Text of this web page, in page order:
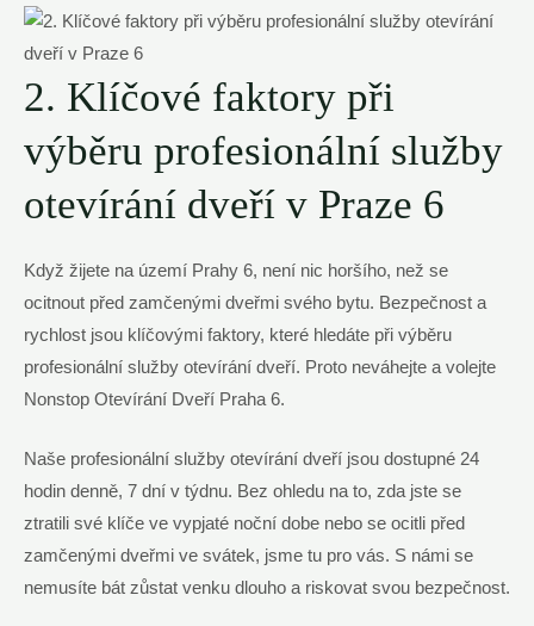
2. Klíčové faktory při
výběru profesionální služby
otevírání dveří v Praze 6
Když žijete na území Prahy 6, není nic horšího, než se
ocitnout před zamčenými dveřmi svého bytu. Bezpečnost a
rychlost jsou klíčovými faktory, které hledáte při výběru
profesionální služby otevírání dveří. Proto neváhejte a volejte
Nonstop Otevírání Dveří Praha 6.
Naše profesionální služby otevírání dveří jsou dostupné 24
hodin denně, 7 dní v týdnu. Bez ohledu na to, zda jste se
ztratili své klíče ve vypjaté noční dobe nebo se ocitli před
zamčenými dveřmi ve svátek, jsme tu pro vás. S námi se
nemusíte bát zůstat venku dlouho a riskovat svou bezpečnost.